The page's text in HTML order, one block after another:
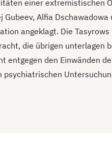
einer extremistischen
Gubeev, Alfia
angeklagt. Die
die übrigen unterlagen
entgegen den Einwänden